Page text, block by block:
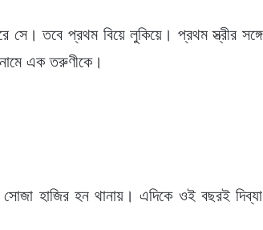
সে। তবে প্রথম বিয়ে লুকিয়ে। প্রথম স্ত্রীর সঙ্গে
এক তরুণীকে।
সোজা হাজির হন থানায়। এদিকে ওই বছরই দিব্যা